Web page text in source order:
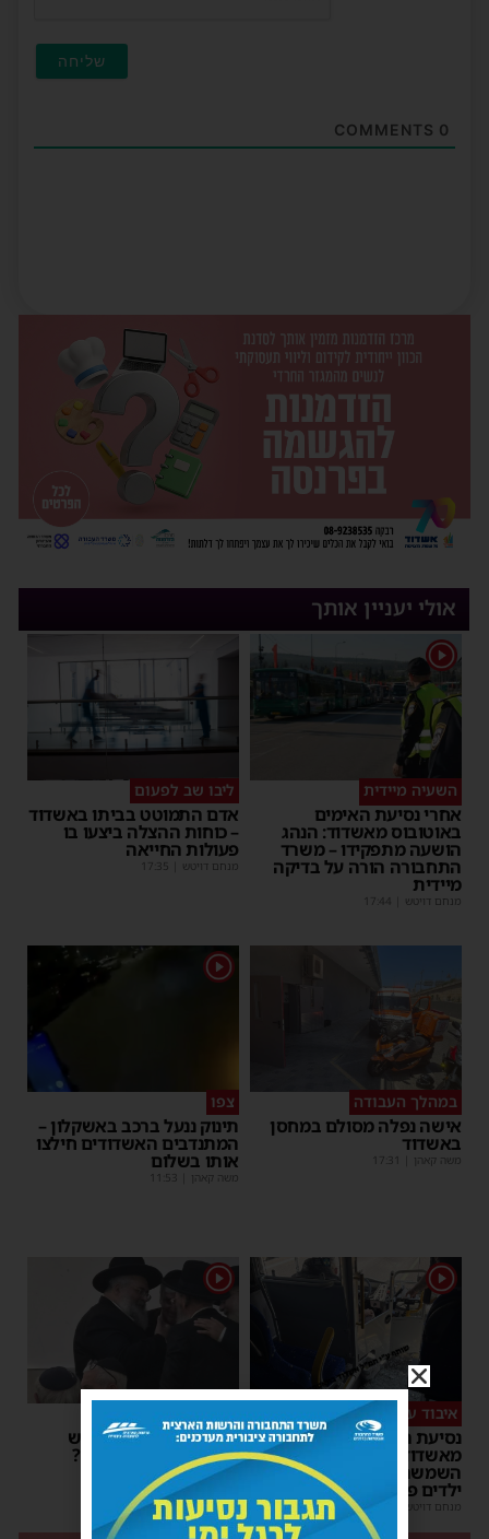
0
אולי יעניין אותך
1
השעיה מיידית
אחרי נסיעת האימים
באוטובוס מאשדוד: הנהג
הושעה מתפקידו – משרד
התחבורה הורה על בדיקה
מיידית
מנחם דויטש 17:44
ליבו שב לפעום
אדם התמוטט בביתו באשדוד
– כוחות ההצלה ביצעו בו
פעולות החייאה
מנחם דויטש 17:35
במהלך העבודה
אישה נפלה מסולם במחסן
באשדוד
משה קאהן 17:31
1
צפו
תינוק ננעל ברכב באשקלון –
המתנדבים האשדודים חילצו
אותו בשלום
משה קאהן 11:53
1
איבוד עשתונות
נסיעת האימים באוטובוס
מאשדוד: הנהג ניפץ את
השמשה לעיני הנוסעים –
ילדים פרצו בבכי
מנחם דויטש 11:34 | 1 תגובות
1
על מה שוחחו מ"מ ראש
העיר והחיד"א אברג׳ל?
יוסי יחזקאלי |
23:37